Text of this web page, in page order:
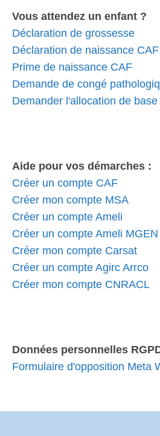
Vous attendez un enfant ?
Déclaration de grossesse
Déclaration de naissance CAF
Prime de naissance CAF
Demande de congé
Demander l'allocation de
Aide pour vos démarches :
Créer un compte CAF
Créer mon compte MSA
Créer un compte Ameli
Créer un compte Ameli MGEN
Créer mon compte Carsat
Créer un compte Agirc Arrco
Créer mon compte CNRACL
Données personnelles
Formulaire d'opposition Meta